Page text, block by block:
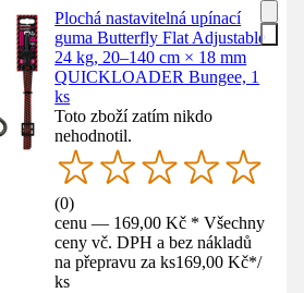
Plochá nastavitelná upínací
guma Butterfly Flat Adjustable
24 kg, 20–140 cm × 18 mm
QUICKLOADER Bungee, 1
ks
Toto zboží zatím nikdo
nehodnotil.
(0)
cenu — 169,00 Kč * Všechny
ceny vč. DPH a bez nákladů
na přepravu za ks169,00 Kč*/
ks